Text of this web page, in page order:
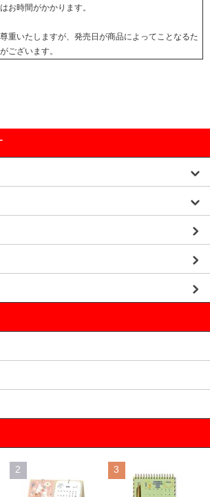
お時間がかかります。
重いたしますが、発売日が商品によってことなるた
ございます。
2 3